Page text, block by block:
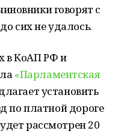
говорят с
сих не удалось.
в КоАП РФ и
«Парламентская
установить
по платной дороге
рассмотрен 20